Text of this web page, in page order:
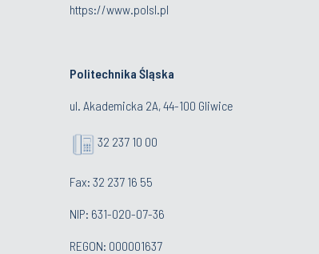
https://www.polsl.pl
Politechnika Śląska
ul. Akademicka 2A, 44-100 Gliwice
32 237 10 00
Fax: 32 237 16 55
NIP: 631-020-07-36
REGON: 000001637